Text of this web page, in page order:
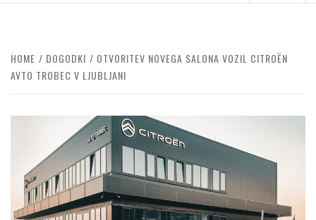
HOME DOGODKI
OTVORITEV NOVEGA SALONA VOZIL CITROËN
AVTO TROBEC V LJUBLJANI